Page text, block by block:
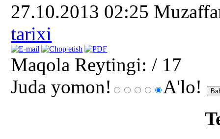
27.10.2013 02:25
tarixi
Maqola Reytingi: / 17
Juda yomon!
A'lo!